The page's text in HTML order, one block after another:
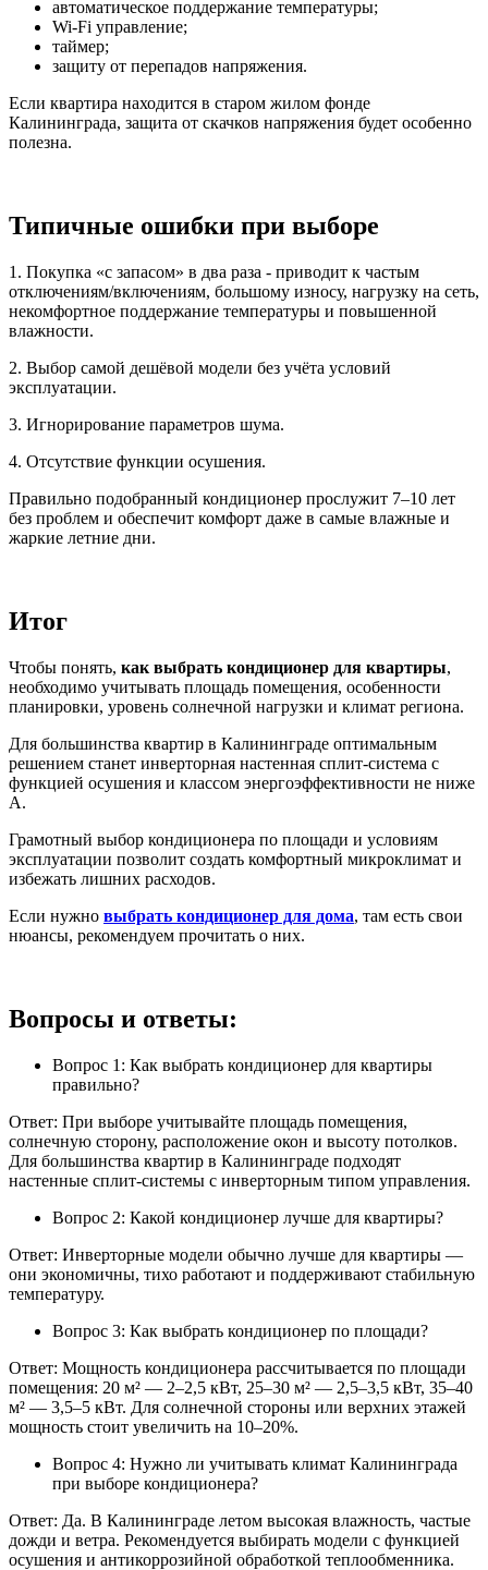
автоматическое поддержание температуры;
Wi-Fi управление;
таймер;
защиту от перепадов напряжения.
Если квартира находится в старом жилом фонде
Калининграда, защита от скачков напряжения будет особенно
полезна.
Типичные ошибки при выборе
1. Покупка «с запасом» в два раза - приводит к частым
отключениям/включениям, большому износу, нагрузку на сеть,
некомфортное поддержание температуры и повышенной
влажности.
2. Выбор самой дешёвой модели без учёта условий
эксплуатации.
3. Игнорирование параметров шума.
4. Отсутствие функции осушения.
Правильно подобранный кондиционер прослужит 7–10 лет
без проблем и обеспечит комфорт даже в самые влажные и
жаркие летние дни.
Итог
Чтобы понять, как выбрать кондиционер для квартиры,
необходимо учитывать площадь помещения, особенности
планировки, уровень солнечной нагрузки и климат региона.
Для большинства квартир в Калининграде оптимальным
решением станет инверторная настенная сплит-система с
функцией осушения и классом энергоэффективности не ниже
A.
Грамотный выбор кондиционера по площади и условиям
эксплуатации позволит создать комфортный микроклимат и
избежать лишних расходов.
Если нужно выбрать кондиционер для дома, там есть свои
нюансы, рекомендуем прочитать о них.
Вопросы и ответы:
Вопрос 1: Как выбрать кондиционер для квартиры
правильно?
Ответ: При выборе учитывайте площадь помещения,
солнечную сторону, расположение окон и высоту потолков.
Для большинства квартир в Калининграде подходят
настенные сплит-системы с инверторным типом управления.
Вопрос 2: Какой кондиционер лучше для квартиры?
Ответ: Инверторные модели обычно лучше для квартиры —
они экономичны, тихо работают и поддерживают стабильную
температуру.
Вопрос 3: Как выбрать кондиционер по площади?
Ответ: Мощность кондиционера рассчитывается по площади
помещения: 20 м² — 2–2,5 кВт, 25–30 м² — 2,5–3,5 кВт, 35–40
м² — 3,5–5 кВт. Для солнечной стороны или верхних этажей
мощность стоит увеличить на 10–20%.
Вопрос 4: Нужно ли учитывать климат Калининграда
при выборе кондиционера?
Ответ: Да. В Калининграде летом высокая влажность, частые
дожди и ветра. Рекомендуется выбирать модели с функцией
осушения и антикоррозийной обработкой теплообменника.